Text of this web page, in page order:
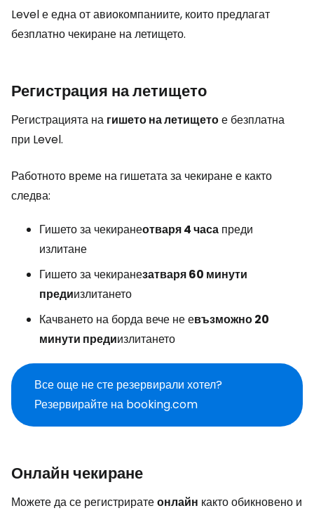
Level е една от авиокомпаниите, които предлагат
безплатно чекиране на летището.
Регистрация на летището
Регистрацията на гишето на летищетое безплатна
при Level.
Работното време на гишетата за чекиране е както
следва:
Гишето за чекиранеотваря 4 часа преди
излитане
Гишето за чекиранезатваря 60 минути
предиизлитането
Качването на борда вече не евъзможно 20
минути предиизлитането
Все още не сте резервирали хотел?
Резервирайте на booking.com
Онлайн чекиране
Можете да се регистриратеонлайн както обикновено и